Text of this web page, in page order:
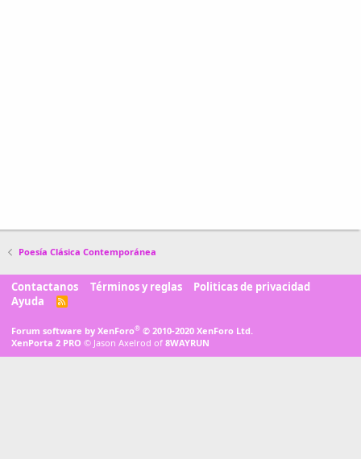
Poesía Clásica Contemporánea
Contactanos Términos y reglas
Politicas de privacidad
Ayuda
R
Forum software by XenForo® © 2010-2020 XenForo Ltd.
XenPorta 2 PRO © Jason Axelrod of 8WAYRUN